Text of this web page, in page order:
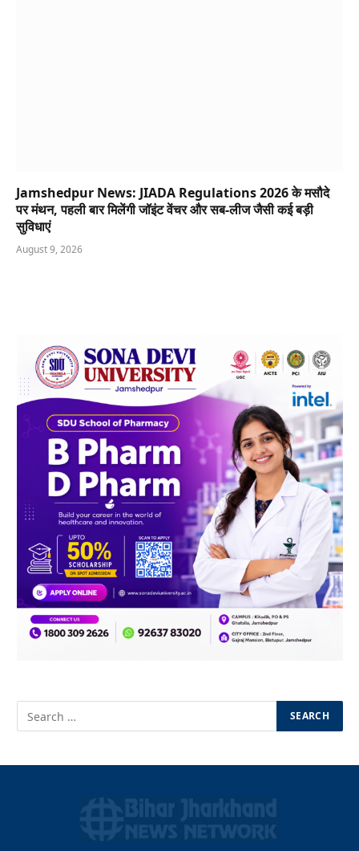
Jamshedpur News: JIADA Regulations 2026 के मसौदे
पर मंथन, पहली बार मिलेंगी जॉइंट वेंचर और सब-लीज जैसी कई बड़ी
सुविधाएं
August 9, 2026